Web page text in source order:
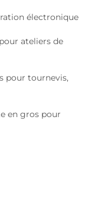
électronique
ateliers de
pour tournevis,
en gros pour